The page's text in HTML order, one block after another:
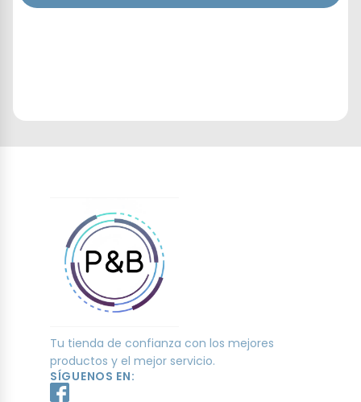
Tu tienda de confianza con los mejores
productos y el mejor servicio.
SÍGUENOS EN: